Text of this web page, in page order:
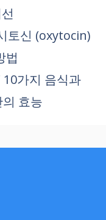
토신 (oxytocin)
법
10가지 음식과
효능